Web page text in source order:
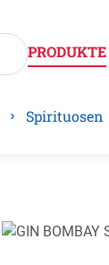
PRODUKTE
Spirituosen
Bildergalerie